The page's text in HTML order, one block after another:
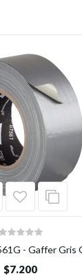
- Gaffer Gris
$7.200